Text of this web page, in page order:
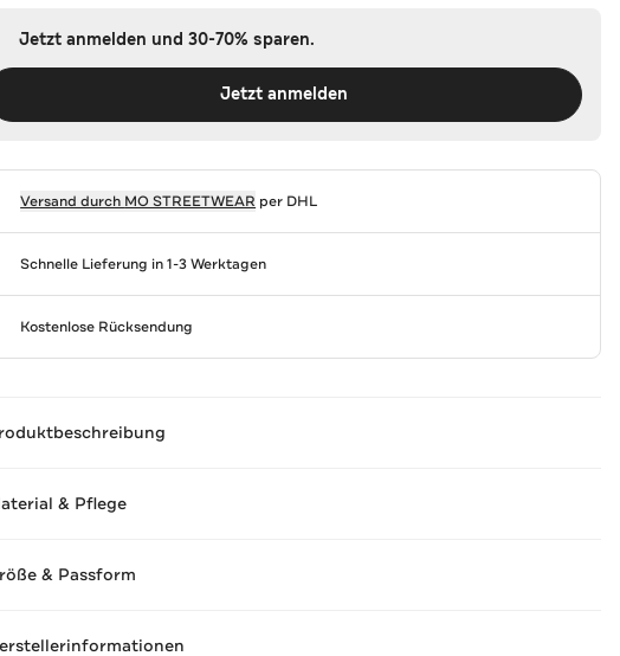
Jetzt anmelden und 30-70% sparen.
Jetzt anmelden
Versand durch MO STREETWEAR per DHL
Schnelle Lieferung in 1-3 Werktagen
Kostenlose Rücksendung
& Pflege
& Passform